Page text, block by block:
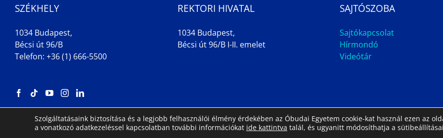
SZÉKHELY
1034 Budapest,
Bécsi út 96/B
Telefon: +36 (1) 666-5500
REKTORI HIVATAL
1034 Budapest,
Bécsi út 96/B I-II. emelet
SAJTÓSZOBA
Sajtókapcsolat
Hírmondó
Videótár
Szolgáltatásaink biztosítása és a legjobb felhasználói élmény érdekében az Óbudai Egyetem cookie-kat használ ezen az
a vonatkozó adatkezeléssel kapcsolatban további információkat ide kattintva talál, és ugyanitt módosíthatja a